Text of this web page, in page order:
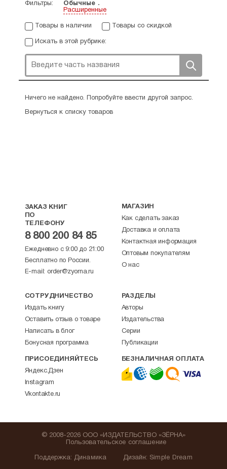
Фильтры:
Обычные
Расширенные
Товары в наличии Товары со скидкой
Искать в этой рубрике:
Ничего не найдено. Попробуйте ввести другой запрос.
Вернуться к списку товаров
ЗАКАЗ КНИГ
ПО
ТЕЛЕФОНУ
8 800 200 84 85
Ежедневно с 9:00 до 21:00
Бесплатно по России.
E-mail: order@zyorna.ru
МАГАЗИН
Как сделать заказ
Доставка и оплата
Контактная информация
Оптовым покупателям
О нас
СОТРУДНИЧЕСТВО
Издать книгу
Оставить отзыв о товаре
Написать в блог
Бонусная программа
РАЗДЕЛЫ
Авторы
Издательства
Серии
Публикации
ПРИСОЕДИНЯЙТЕСЬ
Яндекс.Дзен
Instagram
Vkontakte.ru
БЕЗНАЛИЧНАЯ ОПЛАТА
Поддержка: Динамика
© 2008-2026 ООО «ИЗДАТЕЛЬСТВО «ЗЁРНА»
Пользовательское соглашение
Дизайн: Simple Dream